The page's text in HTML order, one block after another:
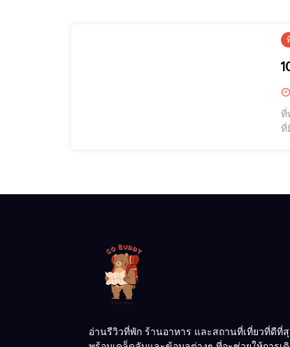
ที่
ที่
อ่านรีวิวที่พัก ร้านอาหาร และสถานที่เที่ยวที่ดีที่